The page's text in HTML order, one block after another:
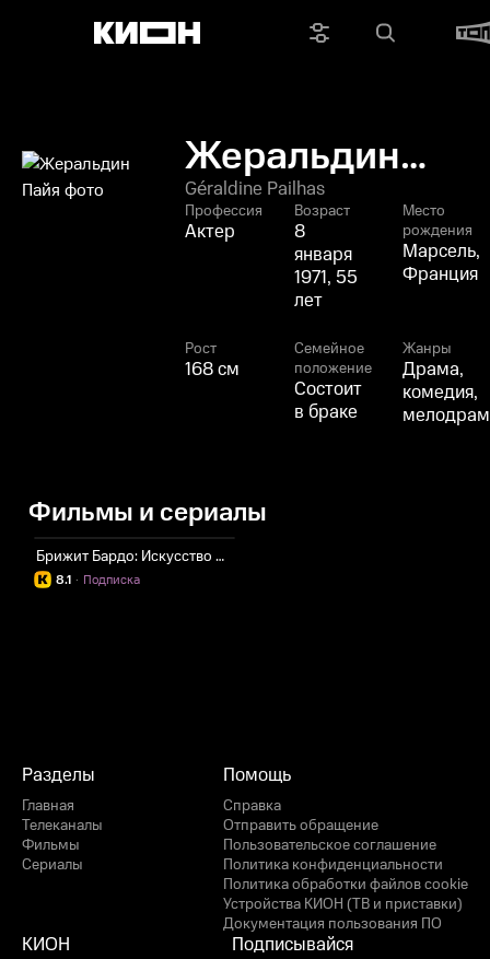
Жеральдин
Пайя
Géraldine Pailhas
Профессия
Актер
Возраст
8
января
1971, 55
лет
Место
рождения
Марсель,
Франция
Рост
168 см
Семейное
положение
Состоит
в браке
Жанры
Драма,
комедия,
Фильмы и сериалы
Брижит Бардо: Искусство жить
8.1 Подписка
·
Разделы
Главная
Телеканалы
Фильмы
Сериалы
Помощь
Справка
Отправить обращение
Пользовательское соглашение
Политика конфиденциальности
Политика обработки файлов cookie
Устройства КИОН (ТВ и приставки)
Документация пользования ПО
КИОН Подписывайся